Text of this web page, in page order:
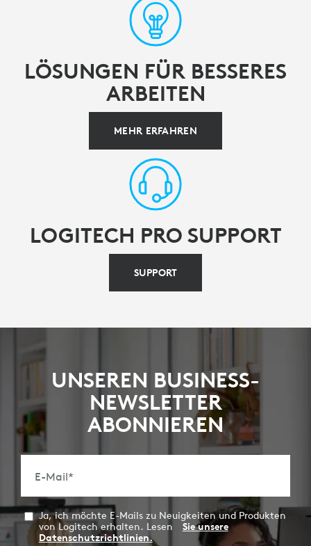
LÖSUNGEN FÜR BESSERES
ARBEITEN
MEHR ERFAHREN
LOGITECH PRO SUPPORT
SUPPORT
UNSEREN BUSINESS-
NEWSLETTER
ABONNIEREN
E-Mail*
Ja, ich möchte E-Mails zu Neuigkeiten und Produkten
von Logitech erhalten. Lesen
Sie unsere
Datenschutzrichtlinien.